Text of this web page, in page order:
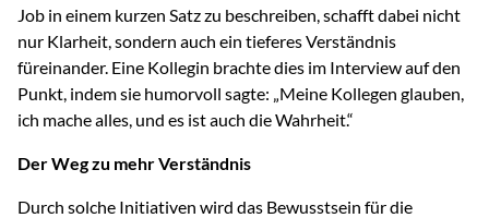
Job in einem kurzen Satz zu beschreiben, schafft dabei nicht
nur Klarheit, sondern auch ein tieferes Verständnis
füreinander. Eine Kollegin brachte dies im Interview auf den
Punkt, indem sie humorvoll sagte: „Meine Kollegen glauben,
ich mache alles, und es ist auch die Wahrheit.“
Der Weg zu mehr Verständnis
Durch solche Initiativen wird das Bewusstsein für die